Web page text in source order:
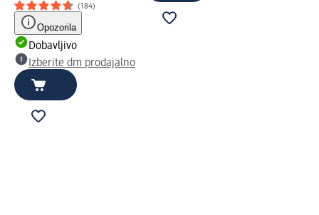
(184)
Opozorila
Dobavljivo
Izberite dm prodajalno